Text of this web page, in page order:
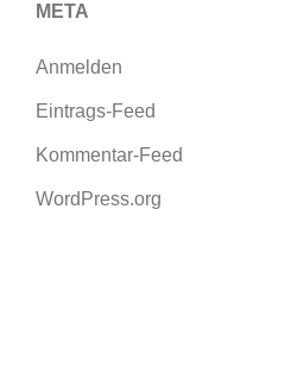
META
Anmelden
Eintrags-Feed
Kommentar-Feed
WordPress.org